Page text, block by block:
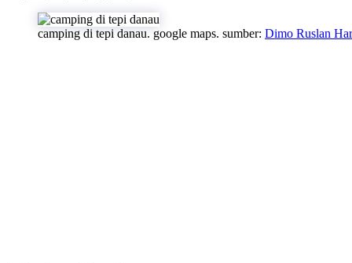
camping di tepi danau. google maps. sumber: Dimo Ruslan